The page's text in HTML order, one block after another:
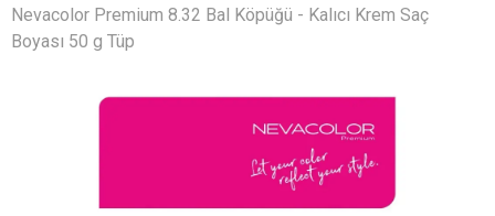
Nevacolor Premium 8.32 Bal Köpüğü - Kalıcı Krem Saç
Boyası 50 g Tüp